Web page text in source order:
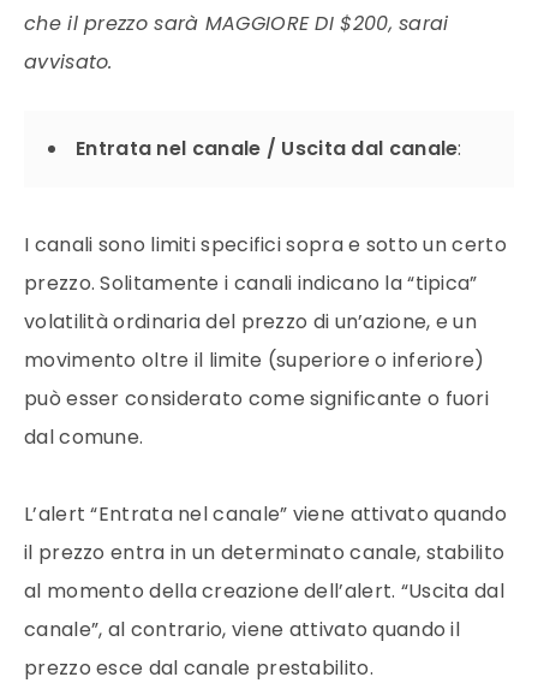
che il prezzo sarà MAGGIORE DI $200, sarai
avvisato.
Entrata nel canale / Uscita dal canale:
I canali sono limiti specifici sopra e sotto un certo
prezzo. Solitamente i canali indicano la “tipica”
volatilità ordinaria del prezzo di un’azione, e un
movimento oltre il limite (superiore o inferiore)
può esser considerato come significante o fuori
dal comune.
L’alert “Entrata nel canale” viene attivato quando
il prezzo entra in un determinato canale, stabilito
al momento della creazione dell’alert. “Uscita dal
canale”, al contrario, viene attivato quando il
prezzo esce dal canale prestabilito.